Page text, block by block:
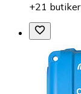
+21 butiker